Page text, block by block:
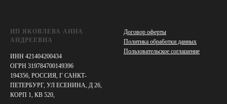
ИП ЯКОВЛЕВА АННА
АНДРЕЕВНА
ИНН 421404200434
ОГРН 319784700149396
194356, РОССИЯ, Г САНКТ-
ПЕТЕРБУРГ, УЛ ЕСЕНИНА, Д 26,
КОРП 1, КВ 520,
Договор оферты
Политика обработки данных
Пользовательское соглашение